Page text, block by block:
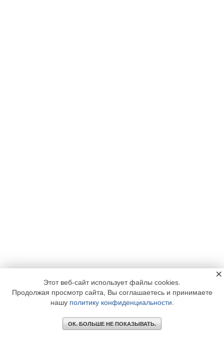
Этот веб-сайт использует файлы cookies.
Продолжая просмотр сайта, Вы соглашаетесь и принимаете
нашу политику конфиденциальности
ОК. БОЛЬШЕ НЕ ПОКАЗЫВАТЬ.
×